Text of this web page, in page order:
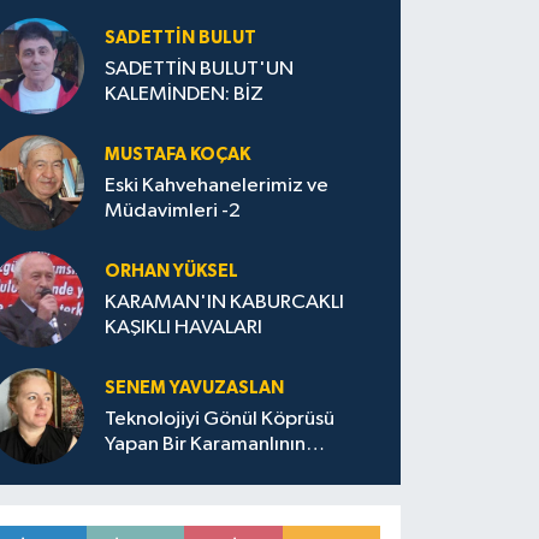
SADETTIN BULUT
SADETTİN BULUT'UN
KALEMİNDEN: BİZ
MUSTAFA KOÇAK
Eski Kahvehanelerimiz ve
Müdavimleri -2
ORHAN YÜKSEL
KARAMAN'IN KABURCAKLI
KAŞIKLI HAVALARI
SENEM YAVUZASLAN
Teknolojiyi Gönül Köprüsü
Yapan Bir Karamanlının